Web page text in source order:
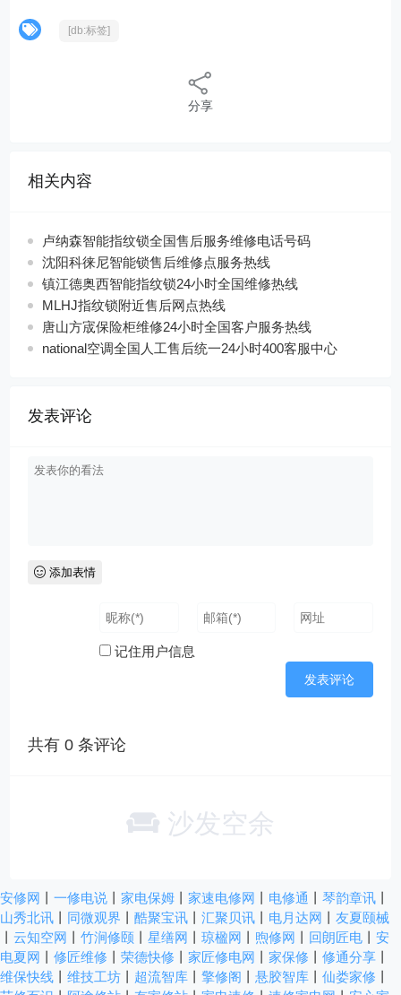
[db:标签]
分享
相关内容
卢纳森智能指纹锁全国售后服务维修电话号码
沈阳科徕尼智能锁售后维修点服务热线
镇江德奥西智能指纹锁24小时全国维修热线
MLHJ指纹锁附近售后网点热线
唐山方宬保险柜维修24小时全国客户服务热线
national空调全国人工售后统一24小时400客服中心
发表评论
添加表情
记住用户信息
共有0 条评论
沙发空余
安修网 一修电说 家电保姆 家速电修网 电修通 琴韵章讯
山秀北讯
同微观界 酷聚宝讯 汇聚贝讯 电月达网
友夏颐械
云知空网 竹涧修颐 星缮网 琼楹网 煦修网 回朗匠电
安
电夏网
修匠维修 荣德快修 家匠修电网 家保修 修通分享
维保快线
维技工坊 超流智库 擎修阁 悬胶智库 仙娄家修